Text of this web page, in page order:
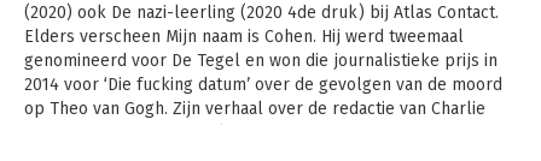
(2020) ook De nazi-leerling (2020 4de druk) bij Atlas Contact.
Elders verscheen Mijn naam is Cohen. Hij werd tweemaal
genomineerd voor De Tegel en won die journalistieke prijs in
2014 voor ‘Die fucking datum’ over de gevolgen van de moord
op Theo van Gogh. Zijn verhaal over de redactie van Charlie